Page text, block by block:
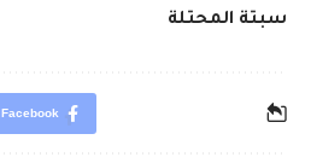
سبتة المحتلة
Facebook